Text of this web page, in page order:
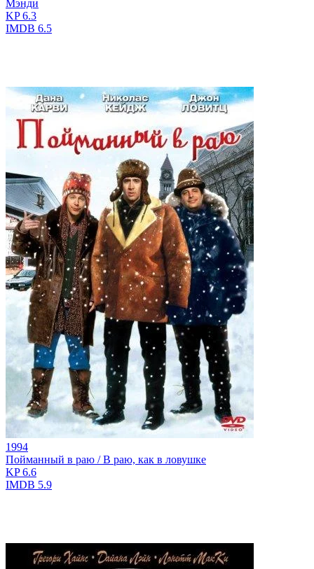
Мэнди
KP6.3
IMDB 6.5
1994
Пойманный в раю / В раю, как в ловушке
KP6.6
IMDB 5.9